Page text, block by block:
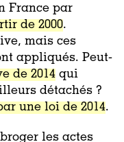
France par
de 2000.
mais ces
appliqués. Peut-
de 2014 qui
détachés ?
une loi de 2014.
les actes